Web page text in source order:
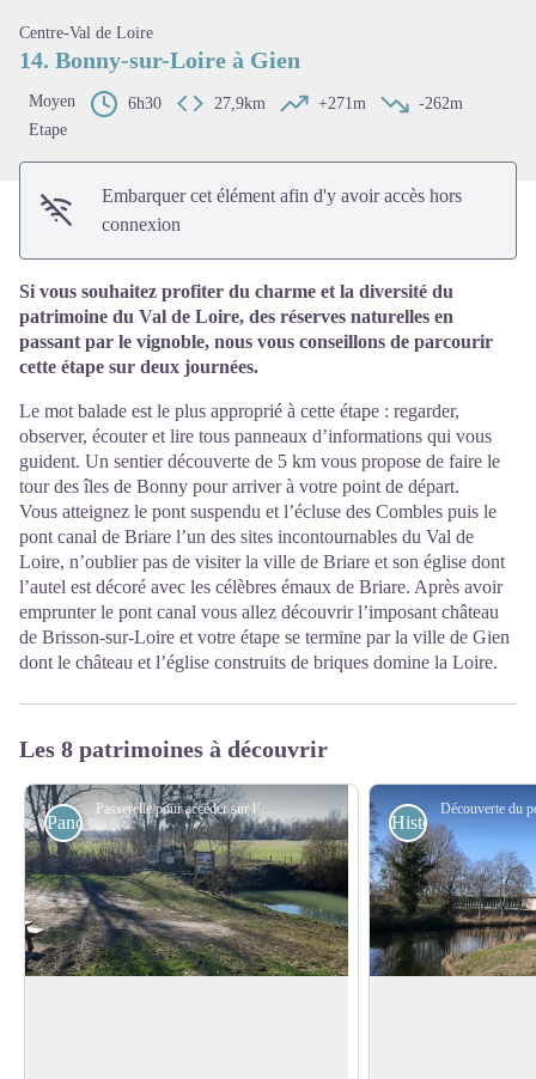
Centre-Val de Loire
14. Bonny-sur-Loire à Gien
Moyen 6h30 27,9km +271m
-262m
Etape
Embarquer cet élément afin d'y avoir accès hors
connexion
Si vous souhaitez profiter du charme et la diversité du
patrimoine du Val de Loire, des réserves naturelles en
passant par le vignoble, nous vous conseillons de parcourir
cette étape sur deux journées.
Le mot balade est le plus approprié à cette étape : regarder,
observer, écouter et lire tous panneaux d’informations qui vous
guident. Un sentier découverte de 5 km vous propose de faire le
tour des îles de Bonny pour arriver à votre point de départ.
Vous atteignez le pont suspendu et l’écluse des Combles puis le
pont canal de Briare l’un des sites incontournables du Val de
Loire, n’oublier pas de visiter la ville de Briare et son église dont
l’autel est décoré avec les célèbres émaux de Briare. Après avoir
emprunter le pont canal vous allez découvrir l’imposant château
de Brisson-sur-Loire et votre étape se termine par la ville de Gien
dont le château et l’église construits de briques domine la Loire.
Les 8 patrimoines à découvrir
Panoramiques Historiques